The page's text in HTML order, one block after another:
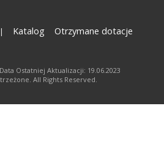
Katalog Otrzymane dotacje
Ostatniej Aktualizacji: 19.06.2023
All Rights Reserved.